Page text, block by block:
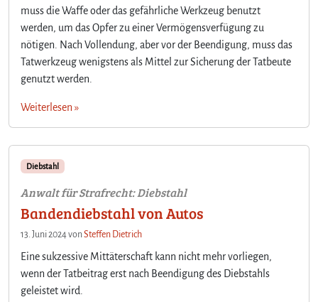
muss die Waffe oder das gefährliche Werkzeug benutzt
werden, um das Opfer zu einer Vermögensverfügung zu
nötigen. Nach Vollendung, aber vor der Beendigung, muss das
Tatwerkzeug wenigstens als Mittel zur Sicherung der Tatbeute
genutzt werden.
Weiterlesen »
Diebstahl
Anwalt für Strafrecht: Diebstahl
Bandendiebstahl von Autos
13. Juni 2024vonSteffen Dietrich
Eine sukzessive Mittäterschaft kann nicht mehr vorliegen,
wenn der Tatbeitrag erst nach Beendigung des Diebstahls
geleistet wird.